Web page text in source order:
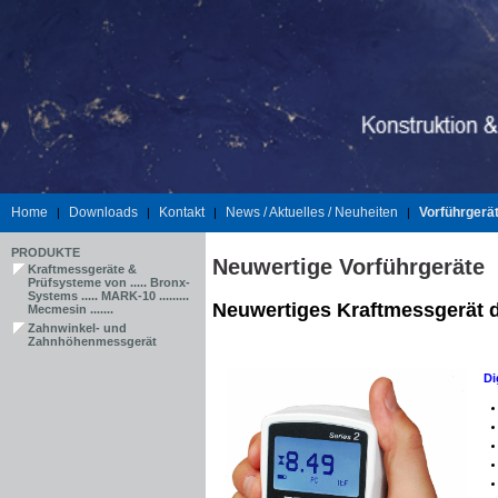
Home | Downloads | Kontakt | News / Aktuelles / Neuheiten |
PRODUKTE
Kraftmessgeräte &
Prüfsysteme von ..... Bronx-
Systems ..... MARK-10 .........
Mecmesin .......
Zahnwinkel- und
Zahnhöhenmessgerät
Neuwertige Vorführgeräte
Neuwertiges Kraftmessgerät